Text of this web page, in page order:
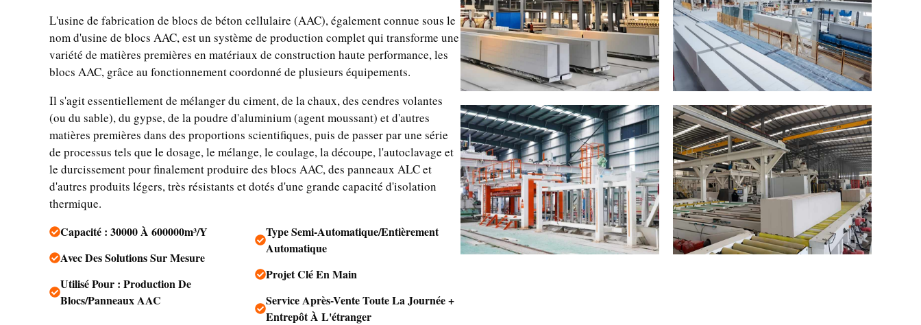
L'usine de fabrication de blocs de béton cellulaire (AAC), également connue sous le
nom d'usine de blocs AAC, est un système de production complet qui transforme une
variété de matières premières en matériaux de construction haute performance, les
blocs AAC, grâce au fonctionnement coordonné de plusieurs équipements.
Il s'agit essentiellement de mélanger du ciment, de la chaux, des cendres volantes
(ou du sable), du gypse, de la poudre d'aluminium (agent moussant) et d'autres
matières premières dans des proportions scientifiques, puis de passer par une série
de processus tels que le dosage, le mélange, le coulage, la découpe, l'autoclavage et
le durcissement pour finalement produire des blocs AAC, des panneaux ALC et
d'autres produits légers, très résistants et dotés d'une grande capacité d'isolation
thermique.
Capacité : 30000 À 600000m³/Y
Avec Des Solutions Sur Mesure
Utilisé Pour : Production De
Blocs/panneaux AAC
Type Semi-Automatique/entièrement
Automatique
Projet Clé En Main
Service Après-Vente Toute La Journée +
Entrepôt À L'étranger